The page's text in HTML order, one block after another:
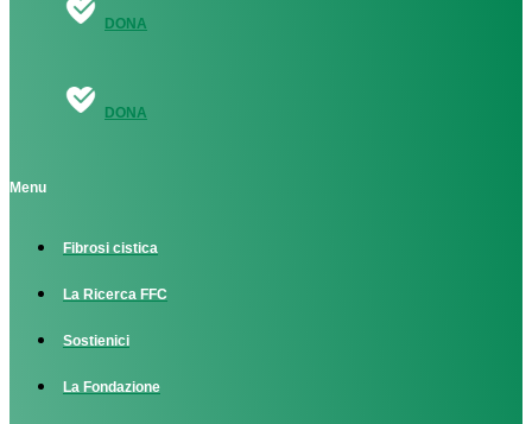
DONA
DONA
Menu
Fibrosi cistica
La Ricerca FFC
Sostienici
La Fondazione